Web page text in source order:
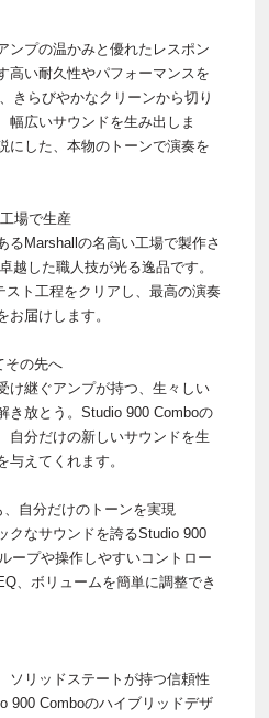
ンプの温かみと優れたレスポン
高い耐久性やパフォーマンスを
きらびやかなクリーンから切り
幅広いサウンドを生み出しま
にした、本物のトーンで演奏を
場で生産
るMarshallの名高い工場で製作さ
越した職人技が光る逸品です。
スト工程をクリアし、最高の演奏
届けします。
その先へ
け継ぐアンプが持つ、生々しい
き放とう。Studio 900 Comboの
自分だけの新しいサウンドを生
えてくれます。
自分だけのトーンを実現
クなサウンドを誇るStudio 900
ープや操作しやすいコントロー
、ボリュームを簡単に調整でき
ソリッドステートが持つ信頼性
900 Comboのハイブリッドデザ